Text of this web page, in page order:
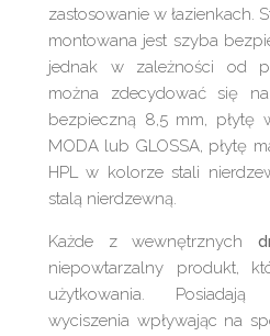
zastosowanie w łazienkach.
montowana jest szyba
jednak w zależności od
można zdecydować się
bezpieczną 8,5 mm, płytę
MODA lub GLOSSA, płytę
HPL w kolorze stali
stalą nierdzewną.
Każde z wewnętrznych
niepowtarzalny produkt,
użytkowania.
wyciszenia wpływając na